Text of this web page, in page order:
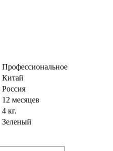
Профессиональное
Китай
Россия
12 месяцев
4 кг.
Зеленый